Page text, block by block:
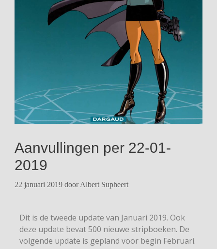
Aanvullingen per 22-01-
2019
22 januari 2019 doorAlbert Supheert
Dit is de tweede update van Januari 2019. Ook
deze update bevat 500 nieuwe stripboeken. De
volgende update is gepland voor begin Februari.